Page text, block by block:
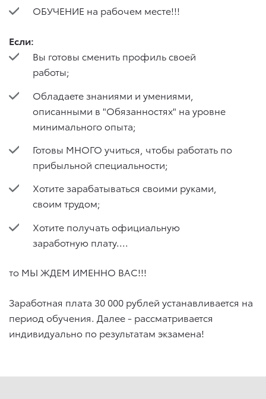
ОБУЧЕНИЕ на рабочем месте!!!
Если:
Вы готовы сменить профиль своей
работы;
Обладаете знаниями и умениями,
описанными в "Обязанностях" на уровне
минимального опыта;
Готовы МНОГО учиться, чтобы работать по
прибыльной специальности;
Хотите зарабатываться своими руками,
своим трудом;
Хотите получать официальную
заработную плату....
то МЫ ЖДЕМ ИМЕННО ВАС!!!
Заработная плата 30 000 рублей устанавливается на
период обучения. Далее - рассматривается
индивидуально по результатам экзамена!